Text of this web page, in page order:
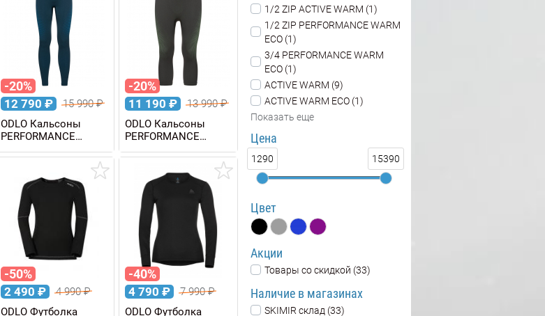
-20%
12 790 ₽ 15 990₽
ODLO Кальсоны
PERFORMANCE
WARM Eco мужские
-20%
11 190 ₽ 13 990₽
ODLO Кальсоны
PERFORMANCE
WARM Eco 3/4
мужские
-50%
2 490 ₽ 4 990₽
ODLO Футболка
-40%
4 790 ₽ 7 990₽
ODLO Футболка
1/2 ZIP ACTIVE WARM (1)
1/2 ZIP PERFORMANCE WARM
ECO (1)
3/4 PERFORMANCE WARM
ECO (1)
ACTIVE WARM (9)
ACTIVE WARM ECO (1)
Показать еще
Цена
1290 15390
Цвет
Акции
Товары со скидкой (33)
Наличие в магазинах
SKIMIR склад (33)